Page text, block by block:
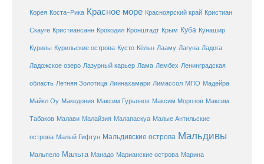
Корея Коста-Рика Красное море Красноярский край Кристиан
Скауге Кристиансанн Крокодил Кронштадт Крым Куба Кунашир
Курилы Курильские острова Кусто Кёльн Лааму Лагуна Ладога
Ладожское озеро Лазурный карьер Лама Лембех Ленинградская
область Летняя Золотица Лиинахамари Лимассол МПО Мадейра
Майкл Оу Македония Максим Гурьянов Максим Морозов Максим
Табаков Малави Малайзия Малапаскуа Малые Антильские
острова Малый Гифтун Мальдивские острова Мальдивы
Мальпело Мальта Манадо Марианские острова Марина